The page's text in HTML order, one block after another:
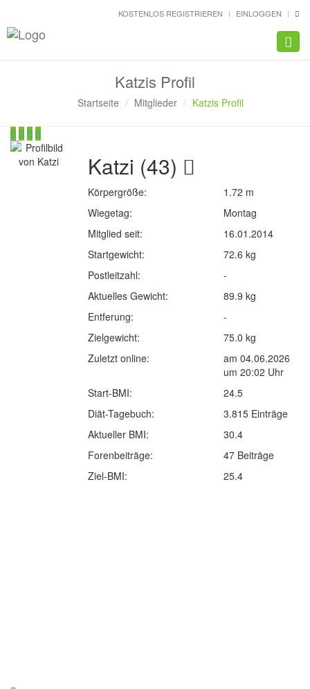
KOSTENLOS REGISTRIEREN EINLOGGEN
Katzis Profil
Startseite Mitglieder Katzis Profil
Katzi (43)
Körpergröße:
1.72 m
Wiegetag:
Montag
Mitglied seit:
16.01.2014
Startgewicht:
72.6 kg
Postleitzahl:
-
Aktuelles Gewicht:
89.9 kg
Entferung:
-
Zielgewicht:
75.0 kg
Zuletzt online:
am 04.06.2026
um 20:02 Uhr
Start-BMI:
24.5
Diät-Tagebuch:
3.815 Einträge
Aktueller BMI:
30.4
Forenbeiträge:
47 Beiträge
Ziel-BMI:
25.4